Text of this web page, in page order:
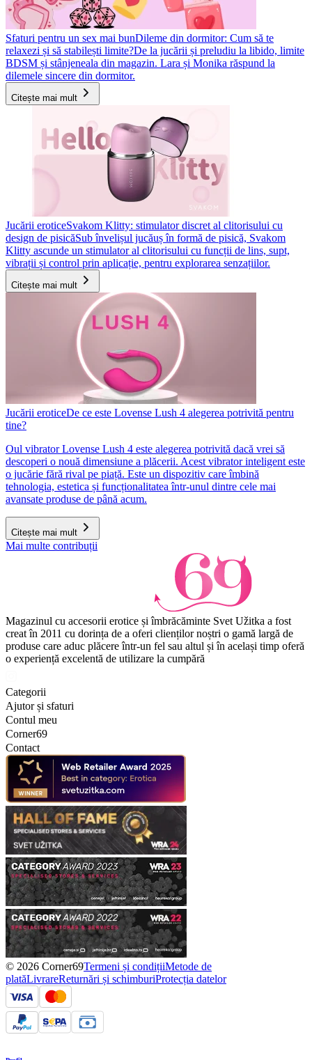
Sfaturi pentru un sex mai bunDileme din dormitor: Cum să te
relaxezi și să stabilești limite?De la jucării și preludiu la libido, limite
BDSM și stânjeneala din magazin. Lara și Monika răspund la
dilemele sincere din dormitor.
Citește mai mult
Jucării eroticeSvakom Klitty: stimulator discret al clitorisului cu
design de pisicăSub învelișul jucăuș în formă de pisică, Svakom
Klitty ascunde un stimulator al clitorisului cu funcții de lins, supt,
vibrații și control prin aplicație, pentru explorarea senzațiilor.
Citește mai mult
Jucării eroticeDe ce este Lovense Lush 4 alegerea potrivită pentru
tine?
Oul vibrator Lovense Lush 4 este alegerea potrivită dacă vrei să
descoperi o nouă dimensiune a plăcerii. Acest vibrator inteligent este
o jucărie fără rival pe piață. Este un dispozitiv care îmbină
tehnologia, estetica și funcționalitatea într-unul dintre cele mai
avansate produse de până acum.
Citește mai mult
Mai multe contribuții
Magazinul cu accesorii erotice și îmbrăcăminte Svet Užitka a fost
creat în 2011 cu dorința de a oferi clienților noștri o gamă largă de
produse care aduc plăcere într-un fel sau altul și în același timp oferă
o experiență excelentă de utilizare la cumpără
Categorii
Ajutor și sfaturi
Contul meu
Corner69
Contact
© 2026 Corner69Termeni și condițiiMetode de
platăLivrareReturnări și schimburiProtecția datelor